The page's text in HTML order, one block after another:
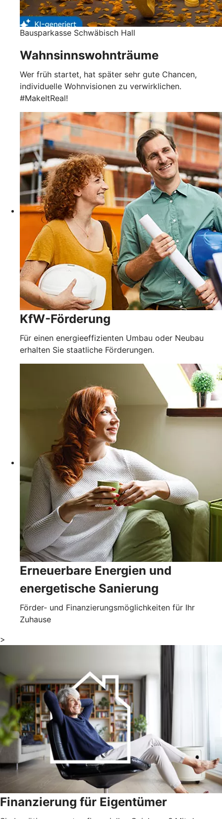
Bausparkasse Schwäbisch Hall
Wahnsinnswohnträume
Wer früh startet, hat später sehr gute Chancen,
individuelle Wohnvisionen zu verwirklichen.
#MakeItReal!
KfW-Förderung
Für einen energieeffizienten Umbau oder Neubau
erhalten Sie staatliche Förderungen.
Erneuerbare Energien und
energetische Sanierung
Förder- und Finanzierungsmöglichkeiten für Ihr
Zuhause
>
Finanzierung für Eigentümer